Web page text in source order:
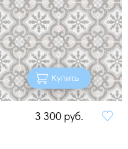
Купить
3 300 руб.